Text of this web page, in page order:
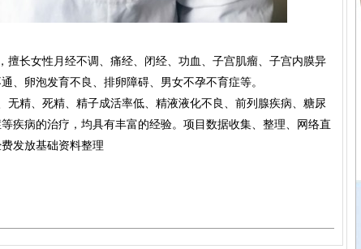
擅长女性月经不调、痛经、闭经、功血、子宫肌瘤、子宫内膜异
、卵泡发育不良、排卵障碍、男女不孕不育症等。
无精、死精、精子成活率低、精液液化不良、前列腺疾病、糖尿
疾病的治疗，均具有丰富的经验。项目数据收集、整理、网络直
发放基础资料整理